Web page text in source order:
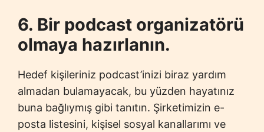
6. Bir podcast organizatörü
olmaya hazırlanın.
Hedef kişileriniz podcast’inizi biraz yardım
almadan bulamayacak, bu yüzden hayatınız
buna bağlıymış gibi tanıtın. Şirketimizin e-
posta listesini, kişisel sosyal kanallarımı ve